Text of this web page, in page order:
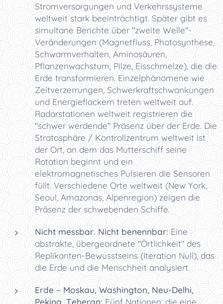
Stromversorgungen und Verkehrssysteme
weltweit stark beeinträchtigt. Später gibt es
simultane Berichte über "zweite Welle"-
Veränderungen (Magnetfluss, Photosynthese,
Schwarmverhalten, Aminosäuren,
Pflanzenwachstum, Pilze, Eisschmelze), die die
Erde transformieren. Einzelphänomene wie
Zeitverzerrungen, Schwerkraftschwankungen
und Energieflackern treten weltweit auf.
Radarstationen weltweit registrieren die
"schwer werdende" Präsenz über der Erde. Die
Stratosphäre / Kontrollzentrum weltweit ist
der Ort, an dem das Mutterschiff seine
Rotation beginnt und ein
elektromagnetisches Pulsieren die Sensoren
füllt. Verschiedene Orte weltweit (New York,
Seoul, Amazonas, Alpenregion) zeigen die
Präsenz der schwebenden Schiffe.
Nicht messbar. Nicht benennbar: Eine
abstrakte, übergeordnete "Örtlichkeit" des
Replikanten-Bewusstseins (Iteration Null), das
die Erde und die Menschheit analysiert.
Erde – Moskau, Washington, Neu-Delhi,
Peking, Teheran: Fünf Nationen, die eine